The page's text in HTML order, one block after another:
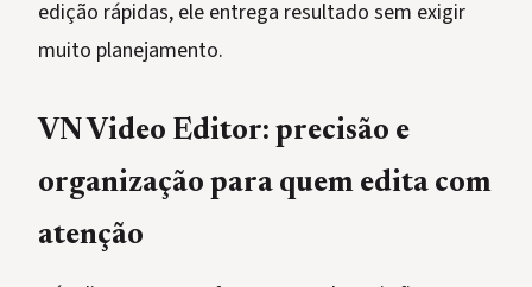
edição rápidas, ele entrega resultado sem exigir
muito planejamento.
VN Video Editor: precisão e
organização para quem edita com
atenção